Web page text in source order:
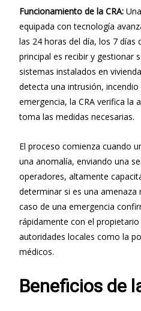
Funcionamiento de la CRA:
equipada con tecnología
las 24 horas del día, los 7 días
principal es recibir y gestionar
sistemas instalados en
detecta una intrusión,
emergencia, la CRA verifica la
toma las medidas necesarias.
El proceso comienza cuando
una anomalía, enviando una
operadores, altamente
determinar si es una amenaza
caso de una emergencia
rápidamente con el
autoridades locales como la
médicos.
Beneficios de